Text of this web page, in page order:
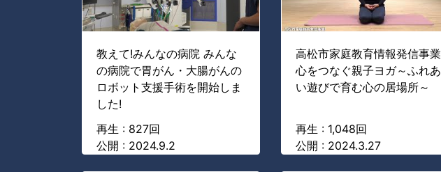
教えて!みんなの病院 みんな
の病院で胃がん・大腸がんの
ロボット支援手術を開始しま
した!
再生 : 827回
公開 : 2024.9.2
高松市家庭教育情報発信事業
心をつなぐ親子ヨガ～ふれあ
い遊びで育む心の居場所～
再生 : 1,048回
公開 : 2024.3.27